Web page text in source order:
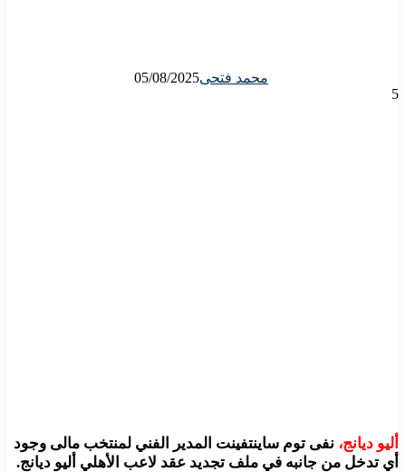
محمد فتحى05/08/2025
5
أليو ديانج، نفى توم ساينتفينت المدير الفني لمنتخب مالى وجود
أي تدخل من جانبه في ملف تجديد عقد لاعب الأهلي أليو ديانج.